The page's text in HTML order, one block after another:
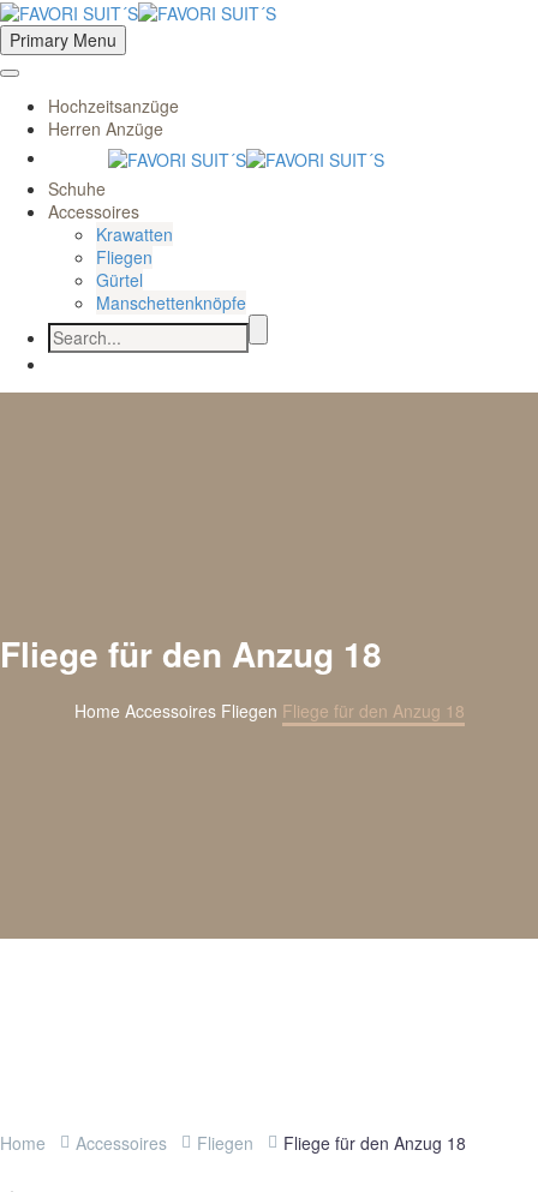
Primary Menu
Hochzeitsanzüge
Herren Anzüge
Schuhe
Accessoires
Krawatten
Fliegen
Gürtel
Manschettenknöpfe
Fliege für den Anzug 18
Home Accessoires Fliegen Fliege für den Anzug 18
Home Accessoires Fliegen Fliege für den Anzug 18